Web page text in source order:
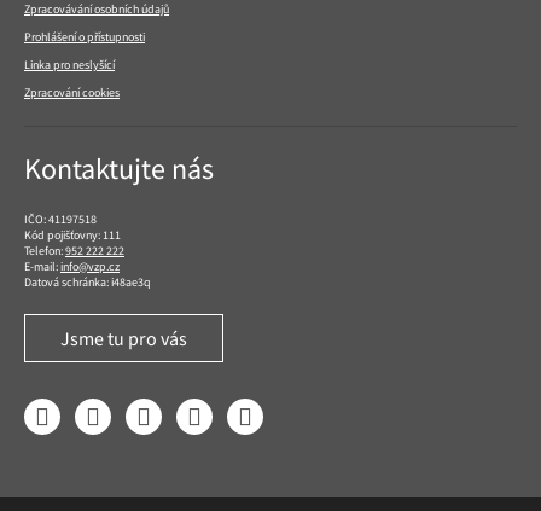
Zpracovávání osobních údajů
Prohlášení o přístupnosti
Linka pro neslyšící
Zpracování cookies
Kontaktujte nás
IČO: 41197518
Kód pojišťovny: 111
Telefon:952 222 222
E-mail:info@vzp.cz
Datová schránka: i48ae3q
Jsme tu pro vás
FacebookLinkedIn YouTube InstagramTwitter